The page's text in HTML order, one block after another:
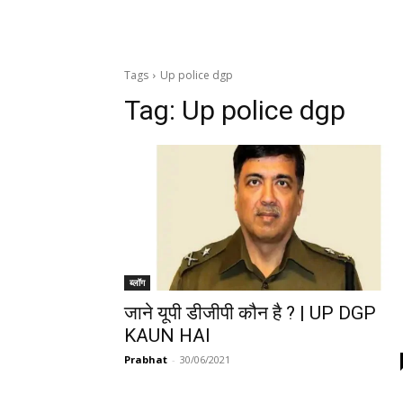
Tags Up police dgp
Tag: Up police dgp
ब्लॉग
जाने यूपी डीजीपी कौन है ? | UP DGP
KAUN HAI
Prabhat - 30/06/2021